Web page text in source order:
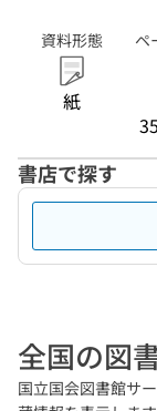
資料形態
紙
ペ
書店で探す
全国の図
国立国会図書館サ